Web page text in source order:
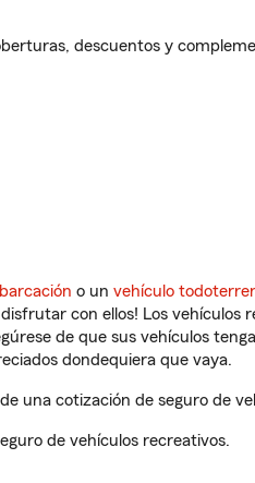
descuentos y
o un vehículo
con ellos! Los vehículos
de que sus vehículos
dondequiera que vaya.
una cotización de seguro de
de vehículos recreativos.